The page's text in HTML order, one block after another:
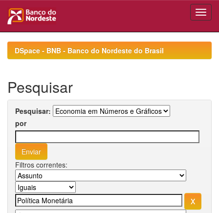
navigationDSpace - BNB - Banco do Nordeste do Brasil
Pesquisar
Pesquisar:
por
Filtros correntes: